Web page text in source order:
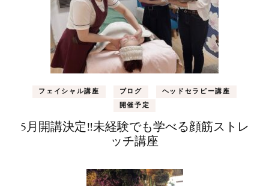
フェイシャル講座 ブログ
ヘッドセラピー講座
開催予定
5月開講決定‼未経験でも学べる顔筋ストレ
ッチ講座